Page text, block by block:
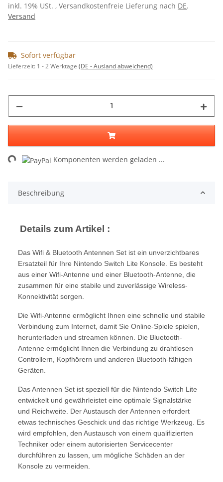
inkl. 19% USt. , Versandkostenfreie Lieferung nach DE.
Versand
Sofort verfügbar
Lieferzeit: 1 - 2 Werktage (DE - Ausland abweichend)
Loading... Komponenten werden geladen ...
Beschreibung
Details zum Artikel :
Das Wifi & Bluetooth Antennen Set ist ein unverzichtbares
Ersatzteil für Ihre Nintendo Switch Lite Konsole. Es besteht
aus einer Wifi-Antenne und einer Bluetooth-Antenne, die
zusammen für eine stabile und zuverlässige Wireless-
Konnektivität sorgen.
Die Wifi-Antenne ermöglicht Ihnen eine schnelle und stabile
Verbindung zum Internet, damit Sie Online-Spiele spielen,
herunterladen und streamen können. Die Bluetooth-
Antenne ermöglicht Ihnen die Verbindung zu drahtlosen
Controllern, Kopfhörern und anderen Bluetooth-fähigen
Geräten.
Das Antennen Set ist speziell für die Nintendo Switch Lite
entwickelt und gewährleistet eine optimale Signalstärke
und Reichweite. Der Austausch der Antennen erfordert
etwas technisches Geschick und das richtige Werkzeug. Es
wird empfohlen, den Austausch von einem qualifizierten
Techniker oder einem autorisierten Servicecenter
durchführen zu lassen, um mögliche Schäden an der
Konsole zu vermeiden.